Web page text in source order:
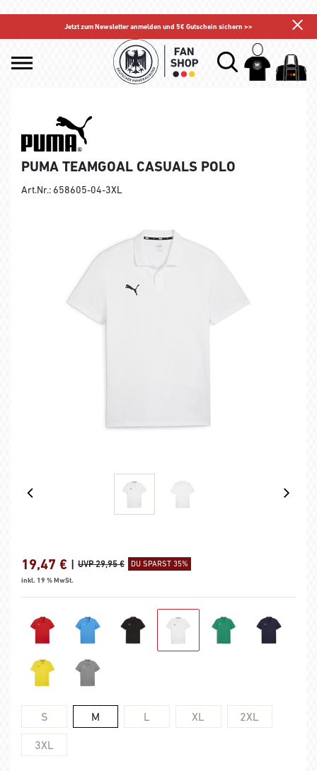
Jetzt zum Newsletter anmelden und 5€ Gutschein sichern >>
PUMA TEAMGOAL CASUALS POLO
Art.Nr.: 658605-04-3XL
19,47 € | UVP 29,95 € DU SPARST 35%
inkl. 19 % MwSt.
S M L XL 2XL
3XL